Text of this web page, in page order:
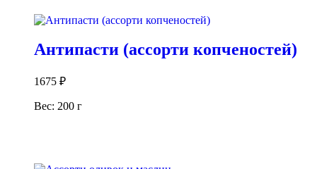
Антипасти (ассорти копченостей)
1675 ₽
Вес: 200 г